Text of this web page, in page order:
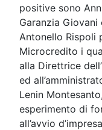
positive sono
Garanzia Giovani
Antonello Rispoli
Microcredito i
alla Direttrice
ed
Lenin
esperimento di
all’avvio